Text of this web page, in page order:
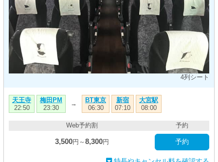
4列シート
天王寺
22:50
梅田PM
23:30
→
BT東京
06:30
新宿
07:10
大宮駅
08:00
Web予約割
3,500円～ 8,300円
予約
予約